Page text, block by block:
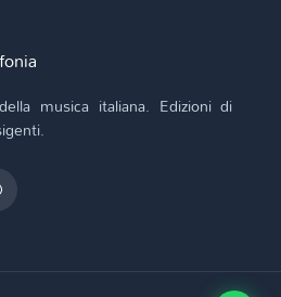
musica italiana. Edizioni di